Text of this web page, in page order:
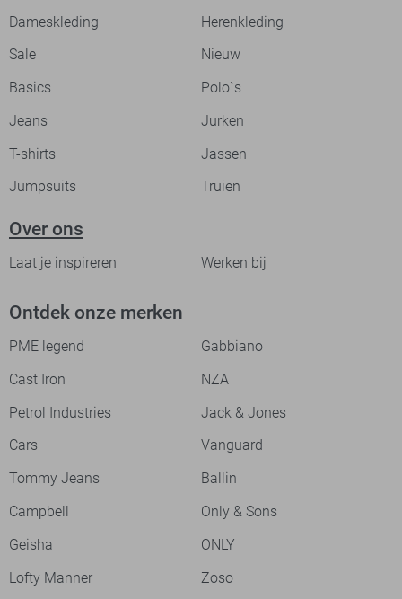
Dameskleding
Herenkleding
Sale
Nieuw
Basics
Polo`s
Jeans
Jurken
T-shirts
Jassen
Jumpsuits
Truien
Over ons
Laat je inspireren Werken bij
Ontdek onze merken
PME legend
Gabbiano
Cast Iron
NZA
Petrol Industries
Jack & Jones
Cars
Vanguard
Tommy Jeans
Ballin
Campbell
Only & Sons
Geisha
ONLY
Lofty Manner
Zoso